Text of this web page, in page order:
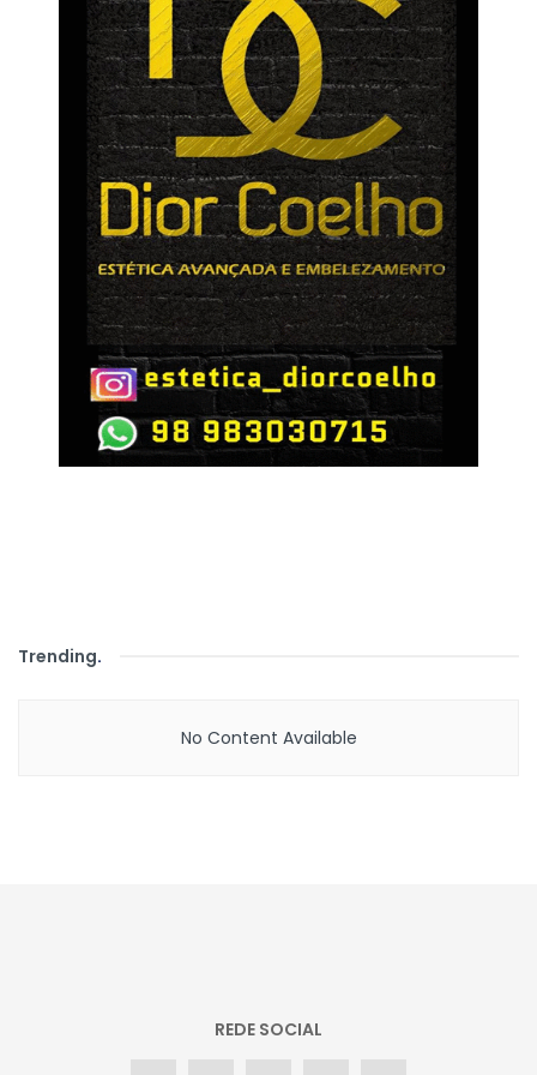
Trending.
No Content Available
REDE SOCIAL